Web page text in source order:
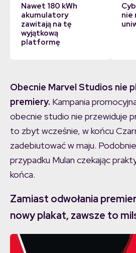
Nawet 180 kWh
akumulatory
zawitają na tę
wyjątkową
platformę
nie
Obecnie Marvel Studios nie
premiery. Kampania
obecnie studio nie przewiduje
to zbyt wcześnie, w końcu
zadebiutować w maju.
przypadku Mulan czekając
końca.
Zamiast odwołania
nowy plakat, zawsze to